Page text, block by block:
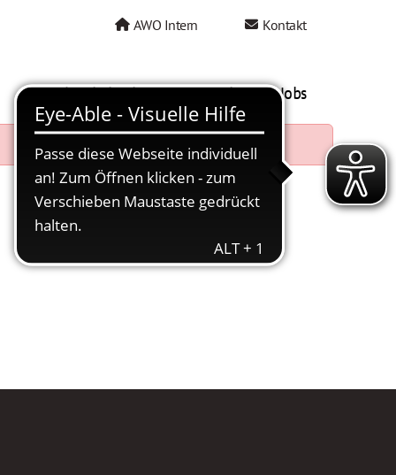
AWO Intern Kontakt
AWO als Arbeitgeber Mein AWO Jobs